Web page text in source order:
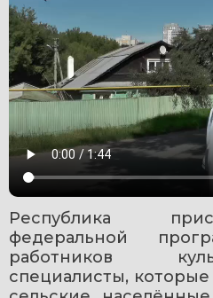
Республика
федеральной
работников
специалисты,